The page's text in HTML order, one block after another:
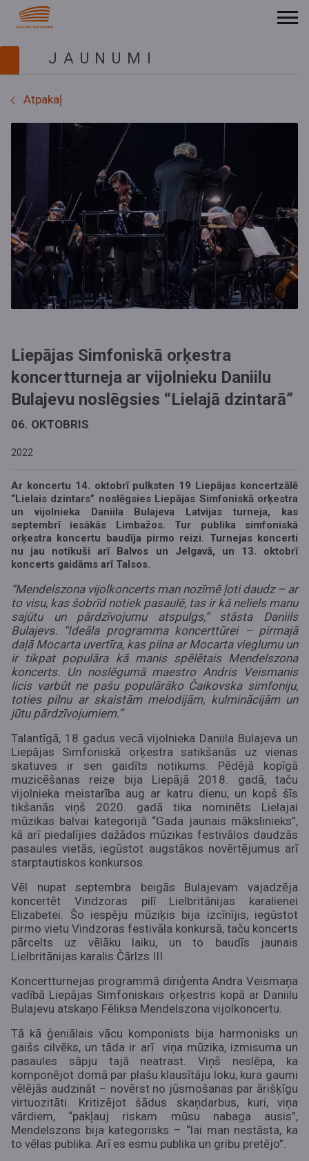
JAUNUMI
Atpakaļ
Liepājas Simfoniskā orķestra
koncertturneja ar vijolnieku Daniilu
Bulajevu noslēgsies “Lielajā dzintarā”
06. OKTOBRIS
2022
Ar koncertu 14. oktobrī pulksten 19 Liepājas koncertzālē
“Lielais dzintars” noslēgsies Liepājas Simfoniskā orķestra
un vijolnieka Daniila Bulajeva Latvijas turneja, kas
septembrī iesākās Limbažos. Tur publika simfoniskā
orķestra koncertu baudīja pirmo reizi. Turnejas koncerti
nu jau notikuši arī Balvos un Jelgavā, un 13. oktobrī
koncerts gaidāms arī Talsos.
“Mendelszona vijolkoncerts man nozīmē ļoti daudz – ar
to visu, kas šobrīd notiek pasaulē, tas ir kā neliels manu
sajūtu un pārdzīvojumu atspulgs,” stāsta Daniils
Bulajevs. “Ideāla programma koncerttūrei – pirmajā
daļā Mocarta uvertīra, kas pilna ar Mocarta vieglumu un
ir tikpat populāra kā manis spēlētais Mendelszona
koncerts. Un noslēgumā maestro Andris Veismanis
licis varbūt ne pašu populārāko Čaikovska simfoniju,
toties pilnu ar skaistām melodijām, kulminācijām un
jūtu pārdzīvojumiem.”
Talantīgā, 18 gadus vecā vijolnieka Daniila Bulajeva un
Liepājas Simfoniskā orķestra satikšanās uz vienas
skatuves ir sen gaidīts notikums. Pēdējā kopīgā
muzicēšanas reize bija Liepājā 2018. gadā, taču
vijolnieka meistarība aug ar katru dienu, un kopš šīs
tikšanās viņš 2020. gadā tika nominēts Lielajai
mūzikas balvai kategorijā “Gada jaunais mākslinieks”,
kā arī piedalījies dažādos mūzikas festivālos daudzās
pasaules vietās, iegūstot augstākos novērtējumus arī
starptautiskos konkursos.
Vēl nupat septembra beigās Bulajevam vajadzēja
koncertēt Vindzoras pilī Lielbritānijas karalienei
Elizabetei. Šo iespēju mūziķis bija izcīnījis, iegūstot
pirmo vietu Vindzoras festivāla konkursā, taču koncerts
pārcelts uz vēlāku laiku, un to baudīs jaunais
Lielbritānijas karalis Čārlzs III.
Koncertturnejas programmā diriģenta Andra Veismaņa
vadībā Liepājas Simfoniskais orķestris kopā ar Daniilu
Bulajevu atskaņo Fēliksa Mendelszona vijolkoncertu.
Tā kā ģeniālais vācu komponists bija harmonisks un
gaišs cilvēks, un tāda ir arī viņa mūzika, izmisuma un
pasaules sāpju tajā neatrast. Viņš neslēpa, ka
komponējot domā par plašu klausītāju loku, kura gaumi
vēlējās audzināt – novērst no jūsmošanas par ārišķīgu
virtuozitāti. Kritizējot šādus skaņdarbus, kuri, viņa
vārdiem, “pakļauj riskam mūsu nabaga ausis”,
Mendelszons bija kategorisks – “lai man nestāsta, ka
to vēlas publika. Arī es esmu publika un gribu pretējo”.